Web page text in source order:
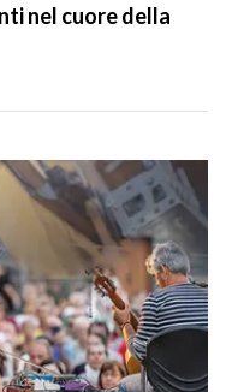
nel cuore della